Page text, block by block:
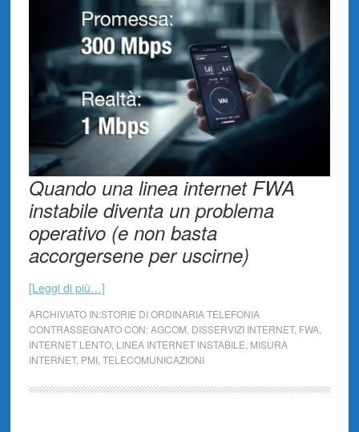
Quando una linea internet FWA
instabile diventa un problema
operativo (e non basta
accorgersene per uscirne)
[Leggi di più…]
ARCHIVIATO IN:STORIE DI ORDINARIA TELEFONIA
CONTRASSEGNATO CON:AGCOM DISSERVIZI INTERNET, FWA,
INTERNET LENTO, LINEA INTERNET INSTABILE MISURA
INTERNET, PMI, TELECOMUNICAZIONI